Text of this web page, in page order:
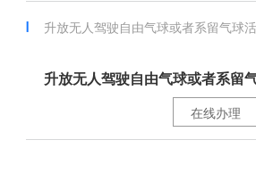
升放无人驾驶自由气球或者系留气球
升放无人驾驶自由气球或者系留
在线办理